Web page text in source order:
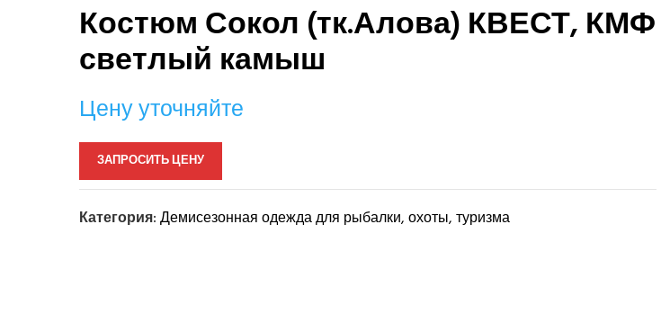
Костюм Сокол (тк.Алова) КВЕСТ, КМФ
светлый камыш
Цену уточняйте
ЗАПРОСИТЬ ЦЕНУ
Категория:Демисезонная одежда для рыбалки, охоты, туризма